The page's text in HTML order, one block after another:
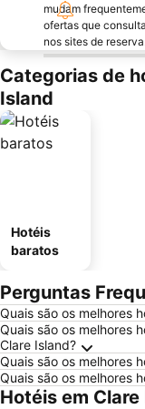
mudam
ofertas que
nos sites de
Categorias de
Island
Hotéis
baratos
Perguntas
Quais são os melhores
Quais são os melhores
Clare Island?
Quais são os melhores
Quais são os melhores
Hotéis em Clare